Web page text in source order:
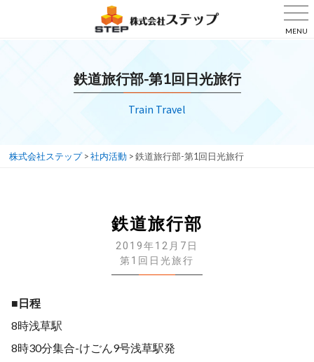
MENU
鉄道旅行部-第1回日光旅行
Train Travel
株式会社ステップ>社内活動>鉄道旅行部-第1回日光旅行
鉄道旅行部
2019年12月7日
第1回日光旅行
■日程
8時浅草駅
8時30分集合-けごん9号浅草駅発